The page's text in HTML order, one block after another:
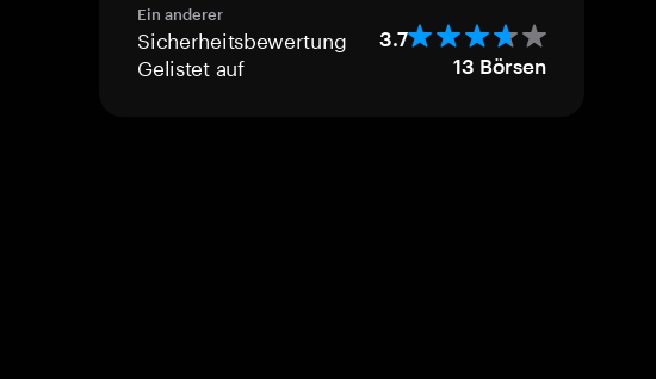
Ein anderer
Sicherheitsbewertung 3.7
Gelistet auf 13 Börsen